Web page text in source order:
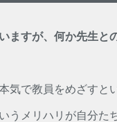
ますが、何か先生と
気で教員をめざすと
うメリハリが自分た